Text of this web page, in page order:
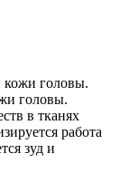
кожи головы.
головы.
в тканях
работа
зуд и